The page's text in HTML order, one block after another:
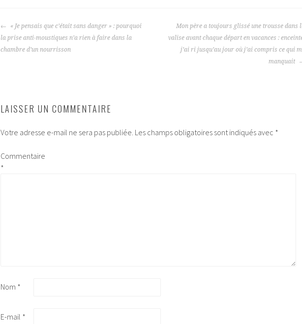
NAVIGATION
DES
ARTICLES
« Je pensais que c’était sans danger » : pourquoi
la prise anti-moustiques n’a rien à faire dans la
chambre d’un nourrisson
Mon père a toujours glissé une trousse dans
valise avant chaque départ en vacances :
j’ai ri jusqu’au jour où j’ai compris ce qui
manquait
LAISSER UN COMMENTAIRE
Votre adresse e-mail ne sera pas publiée. Les champs obligatoires sont indiqués avec *
Commentaire
*
Nom *
E-mail *